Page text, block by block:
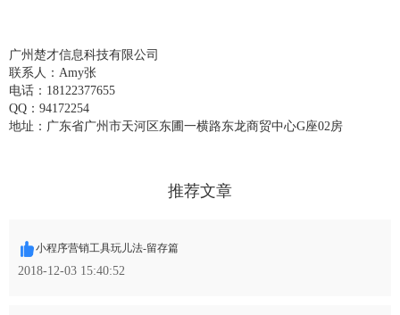
广州楚才信息科技有限公司
联系人：Amy张
电话：18122377655
QQ：94172254
地址：广东省广州市天河区东圃一横路东龙商贸中心G座02房
推荐文章
小程序营销工具玩儿法-留存篇
2018-12-03 15:40:52